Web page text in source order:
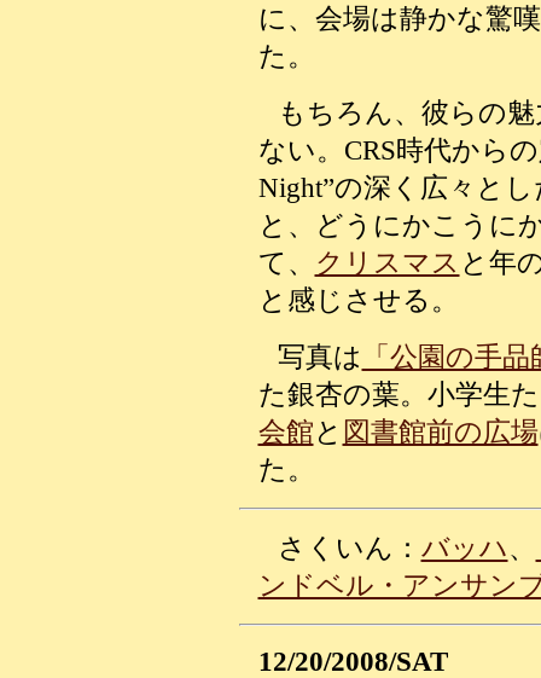
に、会場は静かな驚
た。
もちろん、彼らの
ない。CRS時代から
Night”の深く広々と
と、どうにかこうに
て、 クリスマス と年
と感じさせる。
写真は 「公園の手
た銀杏の葉。小学生
会館と 図書館前の広場
た。
さくいん： バッハ、
ンドベル・アンサン
12/20/2008/SAT